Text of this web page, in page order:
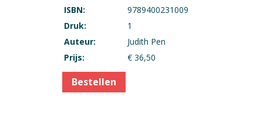
ISBN:
9789400231009
Druk:
1
Auteur:
Judith Pen
Prijs:
€ 36,50
Bestellen